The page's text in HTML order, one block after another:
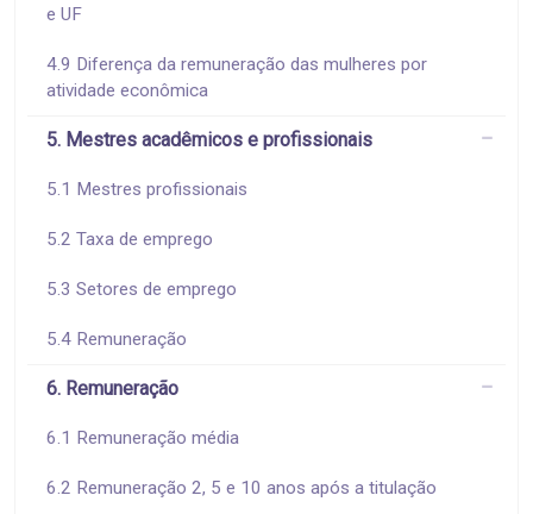
e UF
4.9 Diferença da remuneração das mulheres por
atividade econômica
5. Mestres acadêmicos e profissionais
5.1 Mestres profissionais
5.2 Taxa de emprego
5.3 Setores de emprego
5.4 Remuneração
6. Remuneração
6.1 Remuneração média
6.2 Remuneração 2, 5 e 10 anos após a titulação